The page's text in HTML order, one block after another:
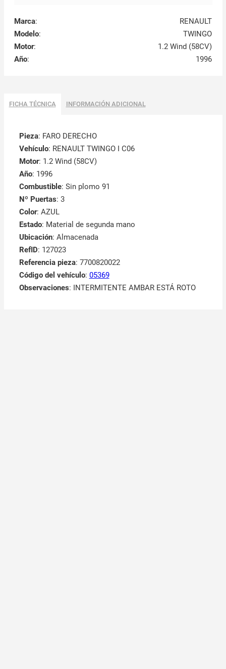
Marca:
RENAULT
Modelo:
TWINGO
Motor:
1.2 Wind (58CV)
Año: 1996
FICHA TÉCNICA INFORMACIÓN ADICIONAL
Pieza: FARO DERECHO
Vehículo: RENAULT TWINGO I C06
Motor: 1.2 Wind (58CV)
Año: 1996
Combustible: Sin plomo 91
Nº Puertas: 3
Color: AZUL
Estado: Material de segunda mano
Ubicación: Almacenada
RefID: 127023
Referencia pieza: 7700820022
Código del vehículo: 05369
Observaciones: INTERMITENTE AMBAR ESTÁ ROTO